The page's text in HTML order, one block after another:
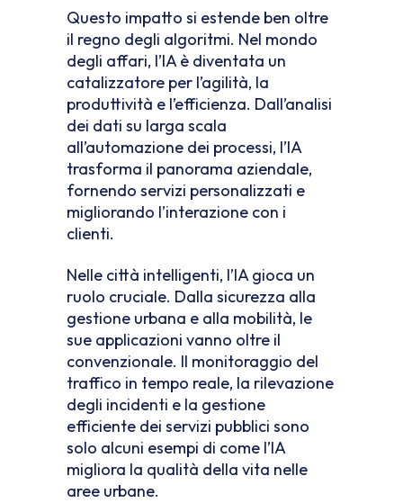
Questo impatto si estende ben oltre
il regno degli algoritmi. Nel mondo
degli affari, l’IA è diventata un
catalizzatore per l’agilità, la
produttività e l’efficienza. Dall’analisi
dei dati su larga scala
all’automazione dei processi, l’IA
trasforma il panorama aziendale,
fornendo servizi personalizzati e
migliorando l’interazione con i
clienti.
Nelle città intelligenti, l’IA gioca un
ruolo cruciale. Dalla sicurezza alla
gestione urbana e alla mobilità, le
sue applicazioni vanno oltre il
convenzionale. Il monitoraggio del
traffico in tempo reale, la rilevazione
degli incidenti e la gestione
efficiente dei servizi pubblici sono
solo alcuni esempi di come l’IA
migliora la qualità della vita nelle
aree urbane.